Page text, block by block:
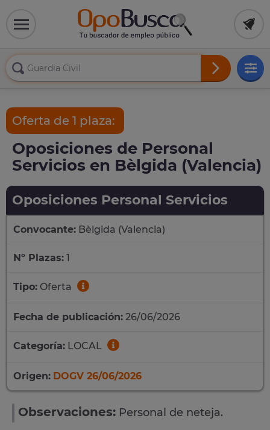
Oferta de 1 plaza:
Oposiciones de Personal
Servicios en Bèlgida (Valencia)
Oposiciones Personal Servicios
Convocante: Bèlgida (Valencia)
Nº Plazas: 1
Tipo: Oferta
Fecha de publicación: 26/06/2026
Categoría: LOCAL
Origen: DOGV 26/06/2026
Observaciones: Personal de neteja.